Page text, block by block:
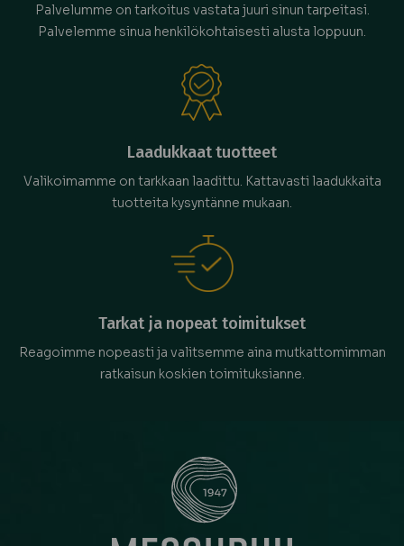
Palvelumme on tarkoitus vastata juuri sinun tarpeitasi.
Palvelemme sinua henkilökohtaisesti alusta loppuun.
Laadukkaat tuotteet
Valikoimamme on tarkkaan laadittu. Kattavasti laadukkaita
tuotteita kysyntänne mukaan.
Tarkat ja nopeat toimitukset
Reagoimme nopeasti ja valitsemme aina mutkattomimman
ratkaisun koskien toimituksianne.